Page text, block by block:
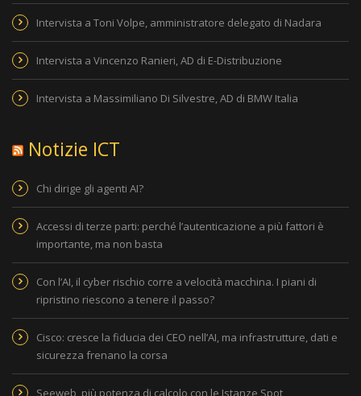
Intervista a Toni Volpe, amministratore delegato di Nadara
Intervista a Vincenzo Ranieri, AD di E-Distribuzione
Intervista a Massimiliano Di Silvestre, AD di BMW Italia
Notizie ICT
Chi dirige gli agenti AI?
Accessi di terze parti: perché l’autenticazione a più fattori è
importante, ma non basta
Con l’AI, il cyber rischio corre a velocità macchina. I piani di
ripristino riescono a tenere il passo?
Cisco: cresce la fiducia dei CEO nell’AI, ma infrastrutture, dati e
sicurezza frenano la corsa
Seeweb, più potenza di calcolo con le Istanze Spot